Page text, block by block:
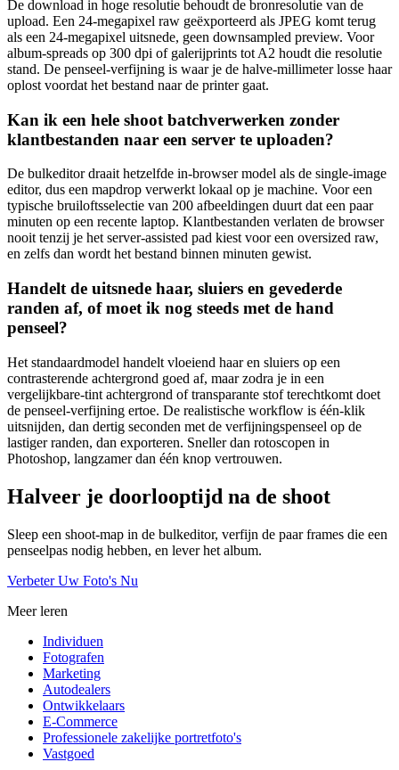
De download in hoge resolutie behoudt de bronresolutie van de
upload. Een 24-megapixel raw geëxporteerd als JPEG komt terug
als een 24-megapixel uitsnede, geen downsampled preview. Voor
album-spreads op 300 dpi of galerijprints tot A2 houdt die resolutie
stand. De penseel-verfijning is waar je de halve-millimeter losse haar
oplost voordat het bestand naar de printer gaat.
Kan ik een hele shoot batchverwerken zonder
klantbestanden naar een server te uploaden?
De bulkeditor draait hetzelfde in-browser model als de single-image
editor, dus een mapdrop verwerkt lokaal op je machine. Voor een
typische bruiloftsselectie van 200 afbeeldingen duurt dat een paar
minuten op een recente laptop. Klantbestanden verlaten de browser
nooit tenzij je het server-assisted pad kiest voor een oversized raw,
en zelfs dan wordt het bestand binnen minuten gewist.
Handelt de uitsnede haar, sluiers en gevederde
randen af, of moet ik nog steeds met de hand
penseel?
Het standaardmodel handelt vloeiend haar en sluiers op een
contrasterende achtergrond goed af, maar zodra je in een
vergelijkbare-tint achtergrond of transparante stof terechtkomt doet
de penseel-verfijning ertoe. De realistische workflow is één-klik
uitsnijden, dan dertig seconden met de verfijningspenseel op de
lastiger randen, dan exporteren. Sneller dan rotoscopen in
Photoshop, langzamer dan één knop vertrouwen.
Halveer je doorlooptijd na de shoot
Sleep een shoot-map in de bulkeditor, verfijn de paar frames die een
penseelpas nodig hebben, en lever het album.
Verbeter Uw Foto's Nu
Meer leren
Individuen
Fotografen
Marketing
Autodealers
Ontwikkelaars
E-Commerce
Professionele zakelijke portretfoto's
Vastgoed